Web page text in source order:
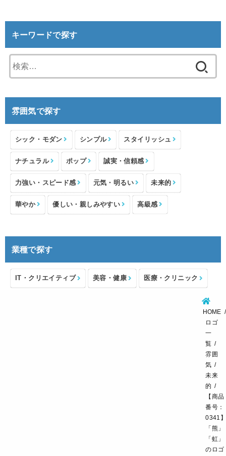
キーワードで探す
索:
雰囲気で探す
シック・モダン シンプル スタイリッシュ
ナチュラル ポップ 誠実・信頼感
力強い・スピード感 元気・明るい 未来的
華やか 優しい・親しみやすい 高級感
業種で探す
IT・クリエイティブ 美容・健康 医療・クリニック
HOME
ロゴ
一
覧
雰囲
気
未来
的
【商品
番号：
0341】
「熊」
「虹」
のロゴ